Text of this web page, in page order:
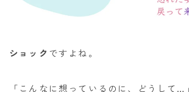
ショック ですよね。
「こんなに想っているのに、どうして…